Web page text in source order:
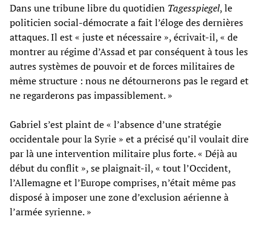
Dans une tribune libre du quotidien Tagesspiegel, le
politicien social-démocrate a fait l’éloge des dernières
attaques. Il est « juste et nécessaire », écrivait-il, « de
montrer au régime d’Assad et par conséquent à tous les
autres systèmes de pouvoir et de forces militaires de
même structure : nous ne détournerons pas le regard et
ne regarderons pas impassiblement. »
Gabriel s’est plaint de « l’absence d’une stratégie
occidentale pour la Syrie » et a précisé qu’il voulait dire
par là une intervention militaire plus forte. « Déjà au
début du conflit », se plaignait-il, « tout l’Occident,
l’Allemagne et l’Europe comprises, n’était même pas
disposé à imposer une zone d’exclusion aérienne à
l’armée syrienne. »